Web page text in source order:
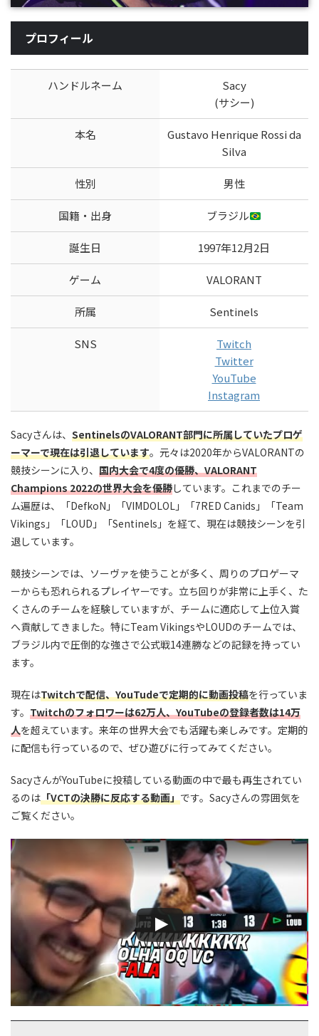
プロフィール
ハンドルネーム
Sacy
(サシー)
本名
Gustavo Henrique Rossi da
Silva
性別 男性
国籍・出身 ブラジル
誕生日 1997年12月2日
ゲーム VALORANT
所属 Sentinels
SNS
Twitch
Twitter
YouTube
Instagram
Sacyさんは、 SentinelsのVALORANT部門に所属していたプロゲ
ーマーで現在は引退しています。元々は2020年からVALORANTの
競技シーンに入り、 国内大会で4度の優勝、VALORANT
Champions 2022の世界大会を優勝しています。これまでのチー
ム遍歴は、「DefkoN」「VIMDOLOL」「7RED Canids」「Team
Vikings」「LOUD」「Sentinels」を経て、現在は競技シーンを引
退しています。
競技シーンでは、ソーヴァを使うことが多く、周りのプロゲーマ
ーからも恐れられるプレイヤーです。立ち回りが非常に上手く、た
くさんのチームを経験していますが、チームに適応して上位入賞
へ貢献してきました。特にTeam VikingsやLOUDのチームでは、
ブラジル内で圧倒的な強さで公式戦14連勝などの記録を持ってい
ます。
現在はTwitchで配信、YouTudeで定期的に動画投稿を行っていま
す。 Twitchのフォロワーは62万人、YouTubeの登録者数は14万
人を超えています。来年の世界大会でも活躍も楽しみです。定期的
に配信も行っているので、ぜひ遊びに行ってみてください。
SacyさんがYouTubeに投稿している動画の中で最も再生されてい
るのは「VCTの決勝に反応する動画」です。Sacyさんの雰囲気を
ご覧ください。
この動画を YouTube で視聴